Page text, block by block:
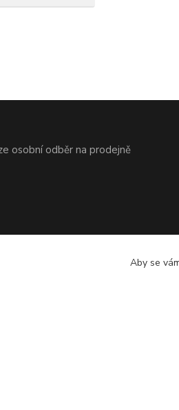
osobní odběr na prodejně
Aby se